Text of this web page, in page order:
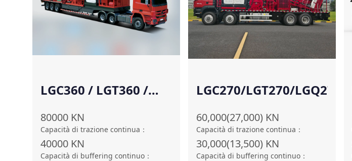
LGC360 / LGT360 /
80000 KN
Capacità di trazione continua ：
40000 KN
Capacità di buffering continuo ：
LGC270/LGT270/LGQ270
60,000(27,000) KN
Capacità di trazione continua ：
30,000(13,500) KN
Capacità di buffering continuo ：